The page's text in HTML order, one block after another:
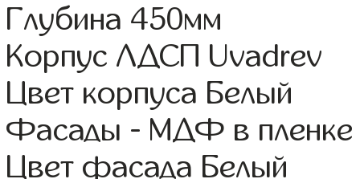
Глубина 450мм
Корпус ЛДСП Uvadrev
Цвет корпуса Белый
Фасады - МДФ в
Цвет фасада Белый